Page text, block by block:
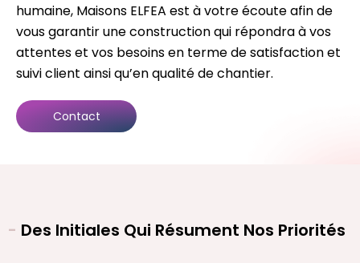
humaine, Maisons ELFEA est à votre écoute afin de
vous garantir une construction qui répondra à vos
attentes et vos besoins en terme de satisfaction et
suivi client ainsi qu’en qualité de chantier.
Contact
- Des Initiales Qui Résument Nos Priorités